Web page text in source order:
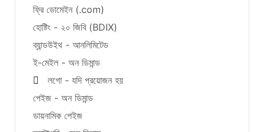
ফ্রি ডোমেইন (.com)
হোষ্টিং - ২০ জিবি (BDIX)
ব্যান্ডউইথ - আনলিমিটেড
ই-মেইল - অন ডিমান্ড
লগো - যদি প্রয়োজন হয়
পেইজ - অন ডিমান্ড
ডায়নামিক পেইজ